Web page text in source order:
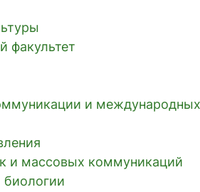
факультет
и
и массовых коммуникаций
биологии